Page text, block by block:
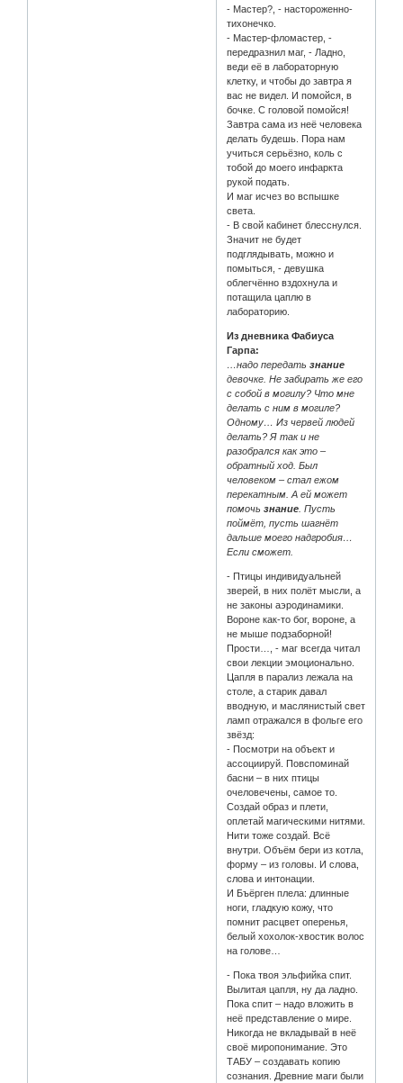
- Мастер?, - настороженно-
тихонечко.
- Мастер-фломастер, -
передразнил маг, - Ладно,
веди её в лабораторную
клетку, и чтобы до завтра я
вас не видел. И помойся, в
бочке. С головой помойся!
Завтра сама из неё человека
делать будешь. Пора нам
учиться серьёзно, коль с
тобой до моего инфаркта
рукой подать.
И маг исчез во вспышке
света.
- В свой кабинет блесснулся.
Значит не будет
подглядывать, можно и
помыться, - девушка
облегчённо вздохнула и
потащила цаплю в
лабораторию.
Из дневника Фабиуса
Гарпа:
…надо передатьзнание
девочке. Не забирать же его
с собой в могилу? Что мне
делать с ним в могиле?
Одному… Из червей людей
делать? Я так и не
разобрался как это –
обратный ход. Был
человеком – стал ежом
перекатным. А ей может
помочьзнание . Пусть
поймёт, пусть шагнёт
дальше моего надгробия…
Если сможет.
- Птицы индивидуальней
зверей, в них полёт мысли, а
не законы аэродинамики.
Вороне как-то бог, вороне, а
не мыше подзаборной!
Прости…, - маг всегда читал
свои лекции эмоционально.
Цапля в парализ лежала на
столе, а старик давал
вводную, и маслянистый свет
ламп отражался в фольге его
звёзд:
- Посмотри на объект и
ассоциируй. Повспоминай
басни – в них птицы
очеловечены, самое то.
Создай образ и плети,
оплетай магическими нитями.
Нити тоже создай. Всё
внутри. Объём бери из котла,
форму – из головы. И слова,
слова и интонации.
И Бъёрген плела: длинные
ноги, гладкую кожу, что
помнит расцвет оперенья,
белый хохолок-хвостик волос
на голове…
- Пока твоя эльфийка спит.
Вылитая цапля, ну да ладно.
Пока спит – надо вложить в
неё представление о мире.
Никогда не вкладывай в неё
своё миропонимание. Это
ТАБУ – создавать копию
сознания. Древние маги были